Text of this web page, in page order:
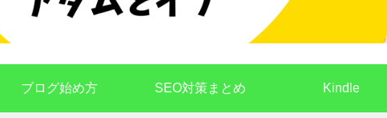
ブログ始め方 SEO対策まとめ Kindle